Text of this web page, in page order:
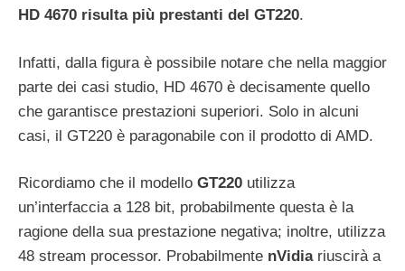
HD 4670 risulta più prestanti del GT220.
Infatti, dalla figura è possibile notare che nella maggior
parte dei casi studio, HD 4670 è decisamente quello
che garantisce prestazioni superiori. Solo in alcuni
casi, il GT220 è paragonabile con il prodotto di AMD.
Ricordiamo che il modello GT220 utilizza
un’interfaccia a 128 bit, probabilmente questa è la
ragione della sua prestazione negativa; inoltre, utilizza
48 stream processor. Probabilmente nVidiariuscirà a